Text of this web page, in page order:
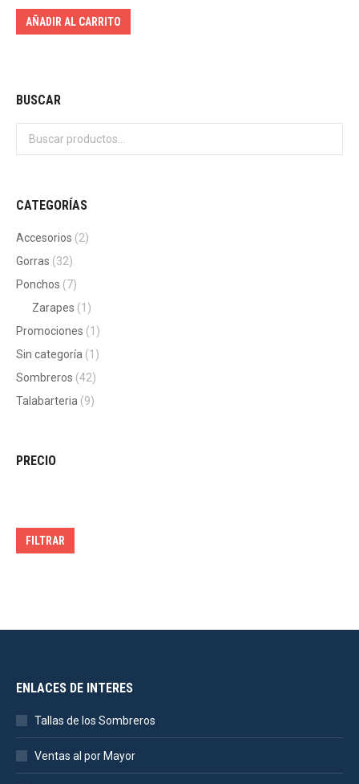
AÑADIR AL CARRITO
BUSCAR
CATEGORÍAS
Accesorios (2)
Gorras (32)
Ponchos (7)
Zarapes (1)
Promociones (1)
Sin categoría (1)
Sombreros (42)
Talabarteria (9)
PRECIO
FILTRAR
ENLACES DE INTERES
Tallas de los Sombreros
Ventas al por Mayor